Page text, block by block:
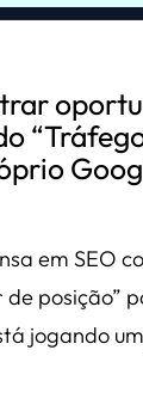
em SEO
de posição”
jogando